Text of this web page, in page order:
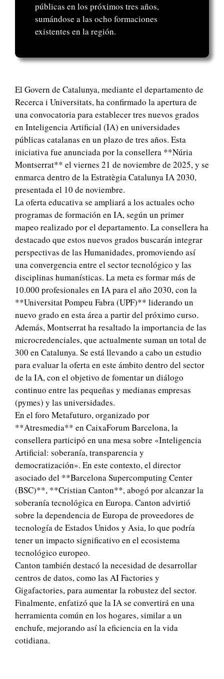
públicas en los próximos tres años,
sumándose a las ocho formaciones
existentes en la región.
El Govern de Catalunya, mediante el departamento de
Recerca i Universitats, ha confirmado la apertura de
una convocatoria para establecer tres nuevos grados
en Inteligencia Artificial (IA) en universidades
públicas catalanas en un plazo de tres años. Esta
iniciativa fue anunciada por la consellera **Núria
Montserrat** el viernes 21 de noviembre de 2025, y se
enmarca dentro de la Estratègia Catalunya IA 2030,
presentada el 10 de noviembre.
La oferta educativa se ampliará a los actuales ocho
programas de formación en IA, según un primer
mapeo realizado por el departamento. La consellera ha
destacado que estos nuevos grados buscarán integrar
perspectivas de las Humanidades, promoviendo así
una convergencia entre el sector tecnológico y las
disciplinas humanísticas. La meta es formar más de
10.000 profesionales en IA para el año 2030, con la
**Universitat Pompeu Fabra (UPF)** liderando un
nuevo grado en esta área a partir del próximo curso.
Además, Montserrat ha resaltado la importancia de las
microcredenciales, que actualmente suman un total de
300 en Catalunya. Se está llevando a cabo un estudio
para evaluar la oferta en este ámbito dentro del sector
de la IA, con el objetivo de fomentar un diálogo
continuo entre las pequeñas y medianas empresas
(pymes) y las universidades.
En el foro Metafuturo, organizado por
**Atresmedia** en CaixaForum Barcelona, la
consellera participó en una mesa sobre «Inteligencia
Artificial: soberanía, transparencia y
democratización». En este contexto, el director
asociado del **Barcelona Supercomputing Center
(BSC)**, **Cristian Canton**, abogó por alcanzar la
soberanía tecnológica en Europa. Canton advirtió
sobre la dependencia de Europa de proveedores de
tecnología de Estados Unidos y Asia, lo que podría
tener un impacto significativo en el ecosistema
tecnológico europeo.
Canton también destacó la necesidad de desarrollar
centros de datos, como las AI Factories y
Gigafactories, para aumentar la robustez del sector.
Finalmente, enfatizó que la IA se convertirá en una
herramienta común en los hogares, similar a un
enchufe, mejorando así la eficiencia en la vida
cotidiana.